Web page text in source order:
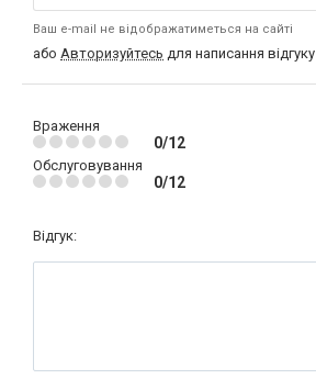
Ваш e-mail не відображатиметься на сайті
або Авторизуйтесь для написання відгуку
Враження
0/12
Обслуговування
0/12
Відгук: